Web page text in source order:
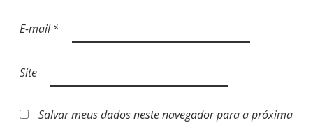
E-mail*
Site
Salvar meus dados neste navegador para a próxima